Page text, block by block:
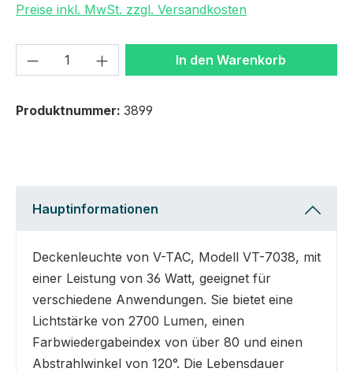
Preise inkl. MwSt. zzgl. Versandkosten
Produkt Anzahl: Gib denIn den Warenkorb
Produktnummer: 3899
Hauptinformationen
Deckenleuchte von V-TAC, Modell VT-7038, mit
einer Leistung von 36 Watt, geeignet für
verschiedene Anwendungen. Sie bietet eine
Lichtstärke von 2700 Lumen, einen
Farbwiedergabeindex von über 80 und einen
Abstrahlwinkel von 120°. Die Lebensdauer